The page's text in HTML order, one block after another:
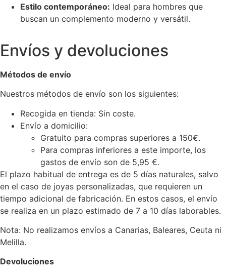
Estilo contemporáneo: Ideal para hombres que
buscan un complemento moderno y versátil.
Envíos y devoluciones
Métodos de envío
Nuestros métodos de envío son los siguientes:
Recogida en tienda: Sin coste.
Envío a domicilio:
Gratuito para compras superiores a 150€.
Para compras inferiores a este importe, los
gastos de envío son de 5,95 €.
El plazo habitual de entrega es de 5 días naturales, salvo
en el caso de joyas personalizadas, que requieren un
tiempo adicional de fabricación. En estos casos, el envío
se realiza en un plazo estimado de 7 a 10 días laborables.
Nota: No realizamos envíos a Canarias, Baleares, Ceuta ni
Melilla.
Devoluciones